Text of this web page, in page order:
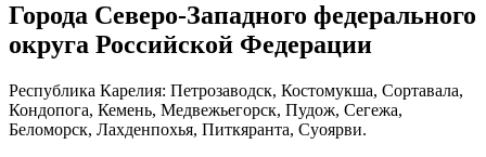
Города Северо-Западного федерального
округа Российской Федерации
Республика Карелия: Петрозаводск, Костомукша, Сортавала,
Кондопога, Кемень, Медвежьегорск, Пудож, Сегежа,
Беломорск, Лахденпохья, Питкяранта, Суоярви.